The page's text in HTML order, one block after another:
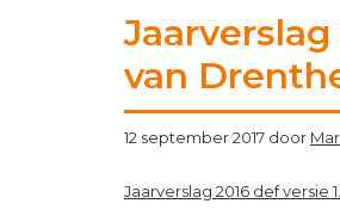
van
12 september 2017 door
Jaarverslag 2016 def versie